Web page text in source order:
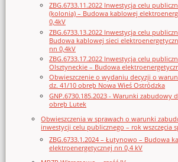
ZBG.6733.11.2022 Inwestycja celu
(kolonia) – Budowa kablowej
0,4kV
ZBG.6733.13.2022 Inwestycja celu
Budowa kablowej sieci
nn 0,4kV
ZBG.6733.17.2022 Inwestycja celu
Olsztyneckie – Budowa
Obwieszczenie o wydaniu decyzji o
dz. 41/10 obręb Nowa Wieś Ostródzka
GNP.6730.185.2023 - Warunki zabudowy
obręb Lutek
Obwieszczenia w sprawach o warunki
inwestycji celu publicznego – rok wszczęcia
ZBG.6733.1.2024 – Łutynowo – Budowa
elektroenergetycznej nn 0,4 kV